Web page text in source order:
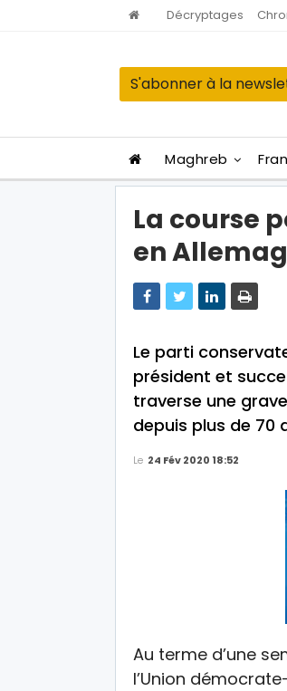
Décryptages
S'abonner à la
Maghreb
La course
en
Le parti
président et
traverse une
depuis plus de 70
Le 24 Fév 2020 18:52
Au terme d’une
l’Union